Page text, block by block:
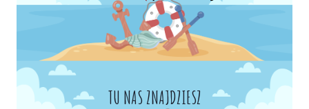
TU NAS ZNAJDZIESZ